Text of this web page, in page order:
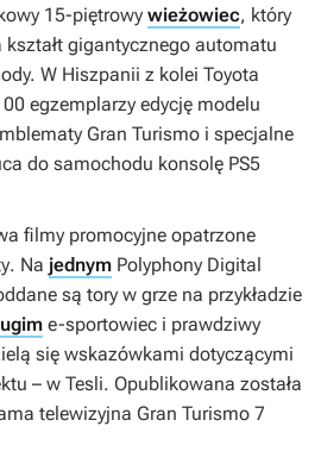
15-piętrowy wieżowiec, który
kształt gigantycznego automatu
W Hiszpanii z kolei Toyota
egzemplarzy edycję modelu
Gran Turismo i specjalne
do samochodu konsolę PS5
filmy promocyjne opatrzone
. Na jednym Polyphony Digital
są tory w grze na przykładzie
e-sportowiec i prawdziwy
się wskazówkami dotyczącymi
– w Tesli. Opublikowana została
telewizyjna Gran Turismo 7